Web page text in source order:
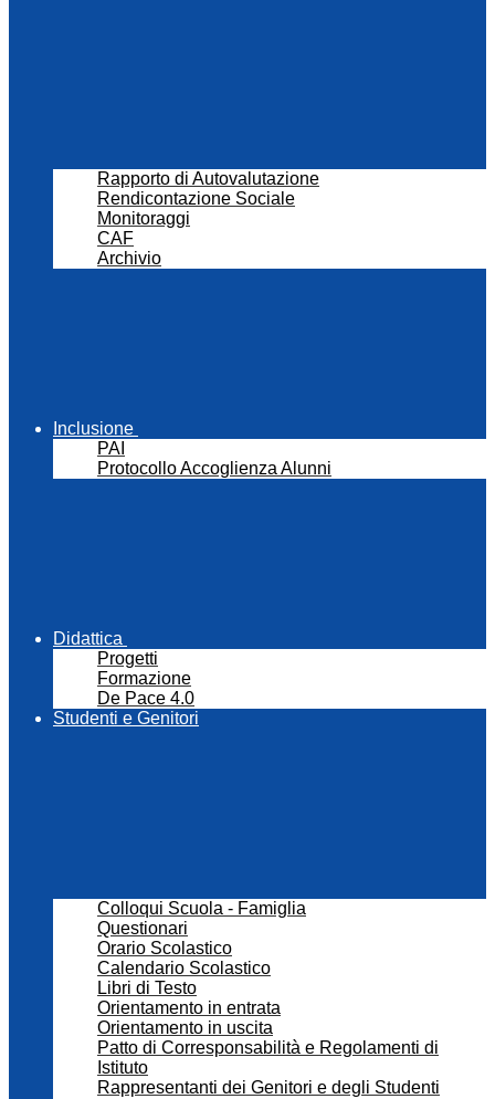
Rapporto di Autovalutazione
Rendicontazione Sociale
Monitoraggi
CAF
Archivio
Inclusione
PAI
Protocollo Accoglienza Alunni
Didattica
Progetti
Formazione
De Pace 4.0
Studenti e Genitori
Colloqui Scuola - Famiglia
Questionari
Orario Scolastico
Calendario Scolastico
Libri di Testo
Orientamento in entrata
Orientamento in uscita
Patto di Corresponsabilità e Regolamenti di
Istituto
Rappresentanti dei Genitori e degli Studenti